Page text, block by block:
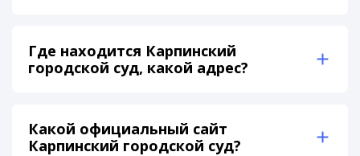
Где находится Карпинский
городской суд, какой адрес?
Какой официальный сайт
Карпинский городской суд?